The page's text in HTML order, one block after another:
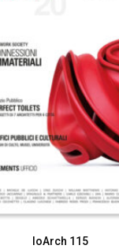
IoArch 115